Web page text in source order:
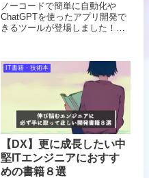
ノーコードで簡単に自動化や
ChatGPTを使ったアプリ開発で
きるツールが登場しました！初
にLINE連携もできちゃいます。
Makeはバックエンド、Bubbleは
IT書籍・技術本
【DX】更に成長したい中
堅ITエンジニアにおすす
めの書籍８選